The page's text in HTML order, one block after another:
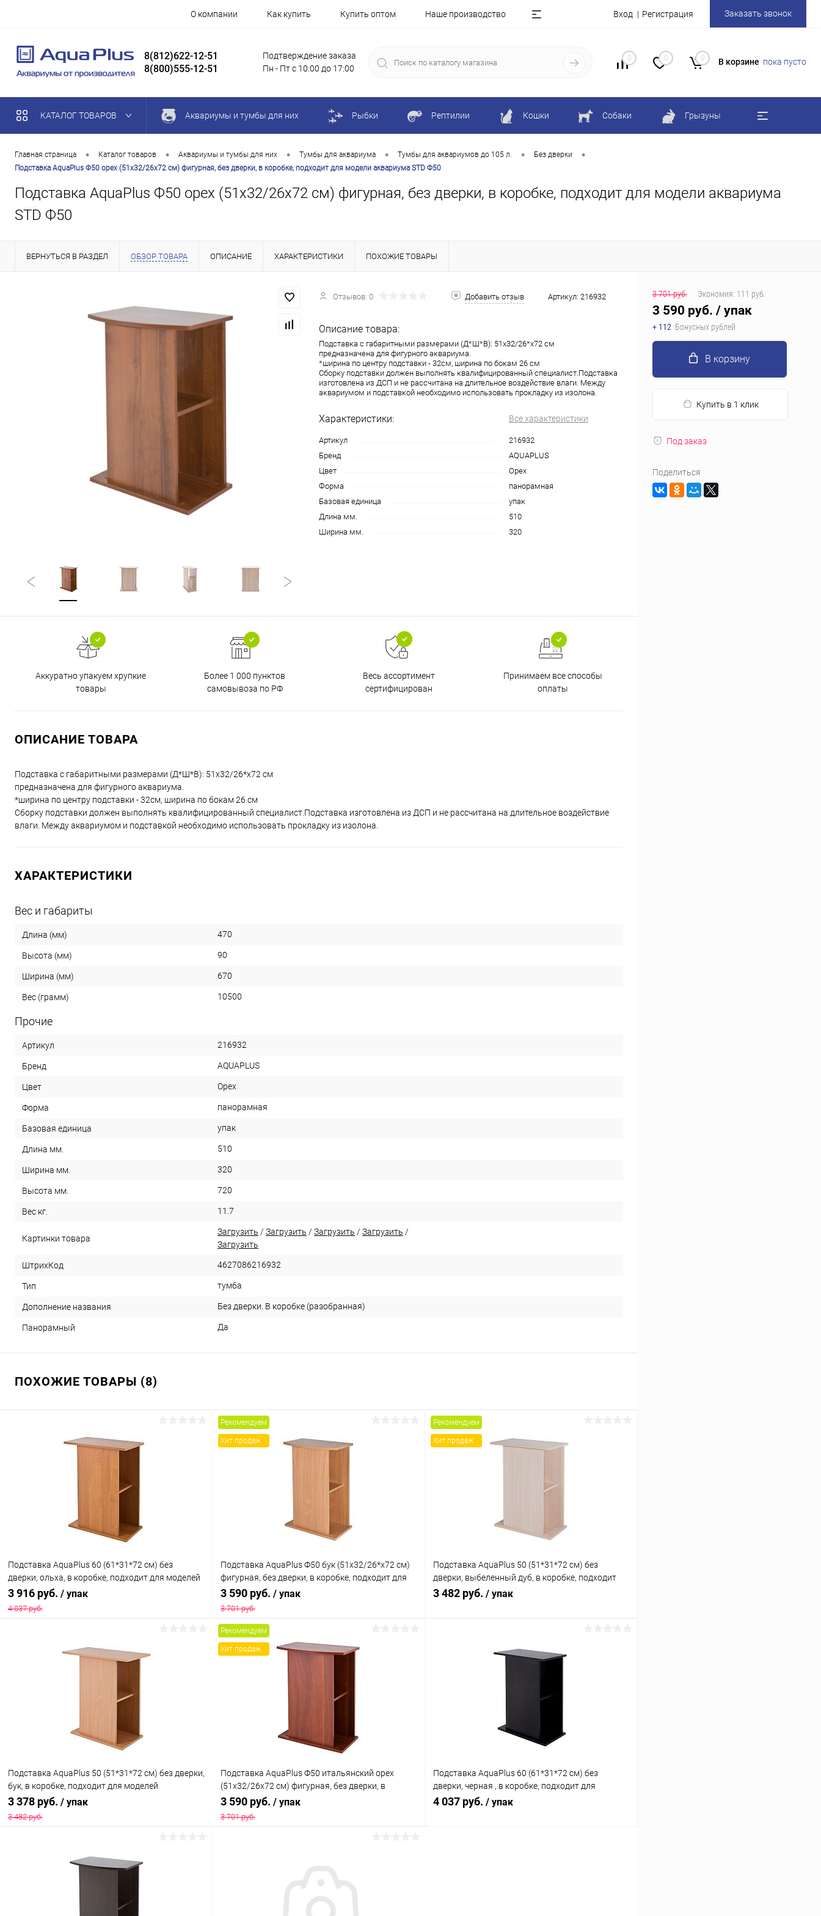
О компании Как купить Купить оптом Наше производство Вход Регистрация Заказать звонок
8(812)622-12-51
8(800)555-12-51
Подтверждение заказа
Пн - Пт с 10:00 до 17:00
0 0 0 В корзине пока пусто
КАТАЛОГ ТОВАРОВ Аквариумы и тумбы для них Рыбки Рептилии Кошки Собаки Грызуны
Главная страница • Каталог товаров • Аквариумы и тумбы для них • Тумбы для аквариума • Тумбы для аквариумов до 105 л. • Без дверки •
Подставка AquaPlus Ф50 орех (51х32/26х72 см) фигурная, без дверки, в коробке, подходит для модели аквариума STD Ф50
Подставка AquaPlus Ф50 орех (51х32/26х72 см) фигурная, без дверки, в коробке, подходит для модели аквариума
STD Ф50
ВЕРНУТЬСЯ В РАЗДЕЛ ОБЗОР ТОВАРА ОПИСАНИЕ ХАРАКТЕРИСТИКИ ПОХОЖИЕ ТОВАРЫ
Отзывов: 0 Добавить отзыв Артикул: 216932
Описание товара:
Подставка с габаритными размерами (Д*Ш*В): 51х32/26*х72 см
предназначена для фигурного аквариума.
*ширина по центру подставки - 32см, ширина по бокам 26 см
Сборку подставки должен выполнять квалифицированный специалист.Подставка
изготовлена из ДСП и не рассчитана на длительное воздействие влаги. Между
аквариумом и подставкой необходимо использовать прокладку из изолона.
Характеристики: Все характеристики
Артикул
216932
Бренд
AQUAPLUS
Цвет
Орех
Форма
панорамная
Базовая единица
упак
Длина мм.
510
Ширина мм.
320
Аккуратно упакуем хрупкие
товары
Более 1 000 пунктов
самовывоза по РФ
Весь ассортимент
сертифицирован
Принимаем все способы
оплаты
ОПИСАНИЕ ТОВАРА
Подставка с габаритными размерами (Д*Ш*В): 51х32/26*х72 см
предназначена для фигурного аквариума.
*ширина по центру подставки - 32см, ширина по бокам 26 см
Сборку подставки должен выполнять квалифицированный специалист.Подставка изготовлена из ДСП и не рассчитана на длительное воздействие
влаги. Между аквариумом и подставкой необходимо использовать прокладку из изолона.
ХАРАКТЕРИСТИКИ
Вес и габариты
Длина (мм) 470
Высота (мм) 90
Ширина (мм) 670
Вес (грамм) 10500
Прочие
Артикул 216932
Бренд AQUAPLUS
Цвет Орех
Форма панорамная
Базовая единица упак
Длина мм. 510
Ширина мм. 320
Высота мм. 720
Вес кг. 11.7
Картинки товара
Загрузить / Загрузить / Загрузить / Загрузить /
Загрузить
ШтрихКод 4627086216932
Тип тумба
Дополнение названия Без дверки. В коробке (разобранная)
Панорамный Да
ПОХОЖИЕ ТОВАРЫ (8)
Подставка AquaPlus 60 (61*31*72 см) без
дверки, ольха, в коробке, подходит для моделей
аквариумов STD П72
3 916 руб. / упак
4 037 руб.
Под заказ
Рекомендуем
Хит продаж
Подставка AquaPlus Ф50 бук (51х32/26*х72 см)
фигурная, без дверки, в коробке, подходит для
модели аквариума STD Ф50
3 590 руб. / упак
3 701 руб.
В корзину
Купить в 1 клик
Под заказ
Рекомендуем
Хит продаж
Подставка AquaPlus 50 (51*31*72 см) без
дверки, выбеленный дуб, в коробке, подходит
для моделей аквариумов STD П60
3 482 руб. / упак
Подставка AquaPlus 50 (51*31*72 см) без дверки,
бук, в коробке, подходит для моделей
аквариумов STD П60
3 378 руб. / упак
3 482 руб.
Рекомендуем
Хит продаж
Подставка AquaPlus Ф50 итальянский орех
(51х32/26х72 см) фигурная, без дверки, в
коробке, подходит для модели аквариума STD
3 590 руб. / упак
3 701 руб.
Подставка AquaPlus 60 (61*31*72 см) без
дверки, черная , в коробке, подходит для
моделей аквариумов STD П72
4 037 руб. / упак
3 701 руб. Экономия: 111 руб.
3 590 руб. / упак
+ 112 Бонусных рублей
В корзину
Купить в 1 клик
Под заказ
Поделиться